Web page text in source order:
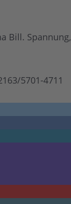
Bill. Spannung,
5701-4711